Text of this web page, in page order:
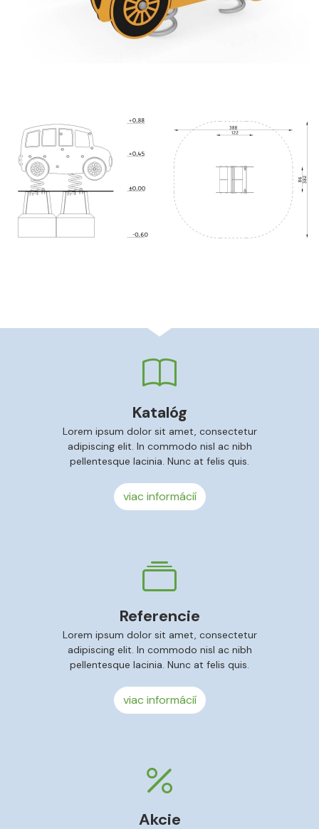
Katalóg
Lorem ipsum dolor sit amet, consectetur
adipiscing elit. In commodo nisl ac nibh
pellentesque lacinia. Nunc at felis quis.
viac informácií
Referencie
Lorem ipsum dolor sit amet, consectetur
adipiscing elit. In commodo nisl ac nibh
pellentesque lacinia. Nunc at felis quis.
viac informácií
Akcie